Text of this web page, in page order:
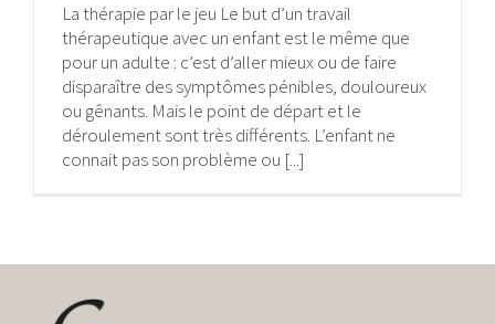
La thérapie par le jeu Le but d’un travail
thérapeutique avec un enfant est le même que
pour un adulte : c’est d’aller mieux ou de faire
disparaître des symptômes pénibles, douloureux
ou gênants. Mais le point de départ et le
déroulement sont très différents. L’enfant ne
connait pas son problème ou [...]